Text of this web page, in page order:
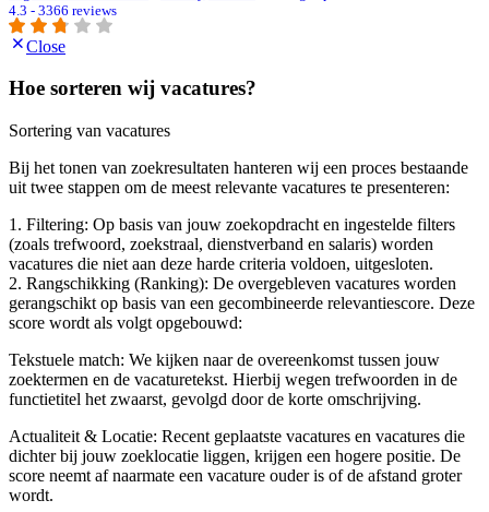
4.3 - 3366 reviews
Close
Hoe sorteren wij vacatures?
Sortering van vacatures
Bij het tonen van zoekresultaten hanteren wij een proces bestaande
uit twee stappen om de meest relevante vacatures te presenteren:
1. Filtering: Op basis van jouw zoekopdracht en ingestelde filters
(zoals trefwoord, zoekstraal, dienstverband en salaris) worden
vacatures die niet aan deze harde criteria voldoen, uitgesloten.
2. Rangschikking (Ranking): De overgebleven vacatures worden
gerangschikt op basis van een gecombineerde relevantiescore. Deze
score wordt als volgt opgebouwd:
Tekstuele match: We kijken naar de overeenkomst tussen jouw
zoektermen en de vacaturetekst. Hierbij wegen trefwoorden in de
functietitel het zwaarst, gevolgd door de korte omschrijving.
Actualiteit & Locatie: Recent geplaatste vacatures en vacatures die
dichter bij jouw zoeklocatie liggen, krijgen een hogere positie. De
score neemt af naarmate een vacature ouder is of de afstand groter
wordt.